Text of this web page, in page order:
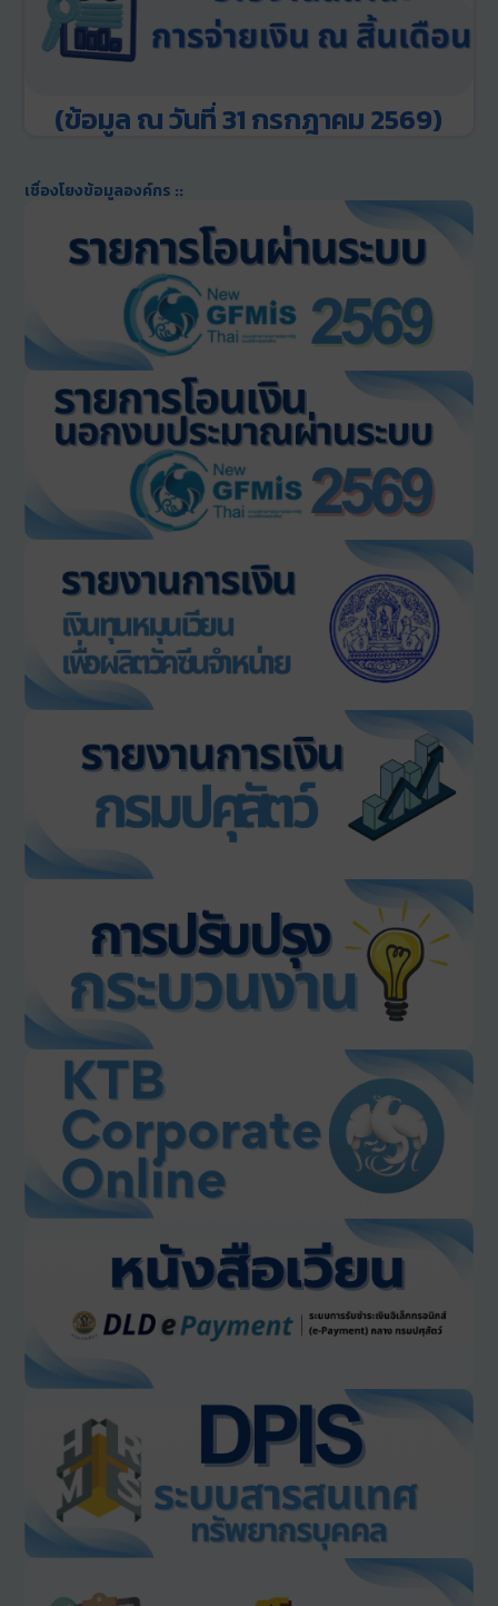
(ข้อมูล ณ วันที่ 31 กรกฎาคม 2569)
เชื่องโยงข้อมูลองค์กร ::